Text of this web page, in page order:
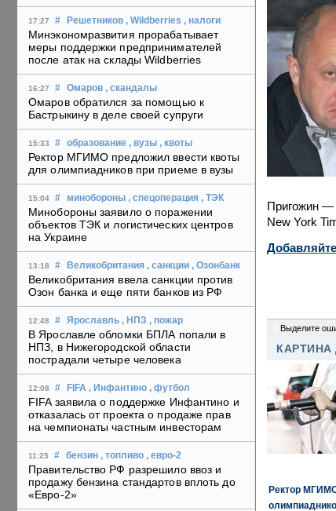
17:27 # Решетников , Wildberries , налоги
Минэкономразвития прорабатывает
меры поддержки предпринимателей
после атак на склады Wildberries
16:27 # Омаров , скандалы
Омаров обратился за помощью к
Бастрыкину в деле своей супруги
15:33 # образование , вузы , квоты
Ректор МГИМО предложил ввести квоты
для олимпиадников при приеме в вузы
15:04 # минобороны , спецоперация , ТЭК
Минобороны заявило о поражении
объектов ТЭК и логистических центров
на Украине
13:18 # Великобритания , санкции , Озонбанк
Великобритания ввела санкции против
Озон банка и еще пяти банков из РФ
12:48 # Ярославль , НПЗ , пожар
В Ярославле обломки БПЛА попали в
НПЗ, в Нижегородской области
пострадали четыре человека
12:08 # FIFA , Инфантино , футбол
FIFA заявила о поддержке Инфантино и
отказалась от проекта о продаже прав
на чемпионаты частным инвесторам
11:25 # бензин , топливо , евро-2
Правительство РФ разрешило ввоз и
продажу бензина стандартов вплоть до
«Евро-2»
Пригожин —
New York
Добавляйте
Выделите
КАРТИНА
Ректор